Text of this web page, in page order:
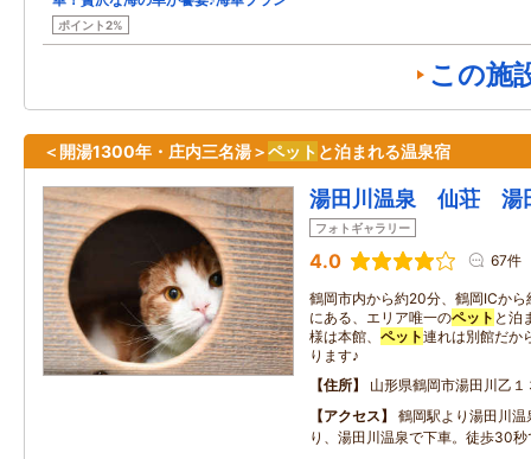
ポイント2%
この施
＜開湯1300年・庄内三名湯＞ペット と泊まれる温泉宿
湯田川温泉 仙荘 湯
フォトギャラリー
4.0 67件
鶴岡市内から約20分、鶴岡ICか
にある、エリア唯一のペット と泊
様は本館、 ペット連れは別館だか
ります♪
住所
山形県鶴岡市湯田川乙１
アクセス
鶴岡駅より湯田川
り、湯田川温泉で下車。徒歩30秒